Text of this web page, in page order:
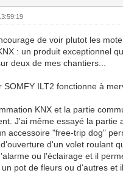
de voir plutot les
: un produit exceptionnel
deux de mes chantiers...
SOMFY ILT2 fonctionne à
KNX et la partie
J'ai même essayé la partie
accessoire "free-trip dog"
d'un volet roulant
ou l'éclairage et il
pot de fleurs ou d'autres et